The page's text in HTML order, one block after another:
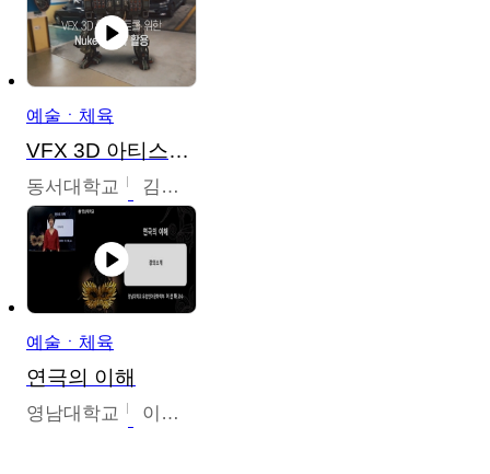
예술ㆍ체육
VFX 3D 아티스트를 위한 Nuke 의 이해와 활용
동서대학교 김시현
예술ㆍ체육
연극의 이해
영남대학교 이선화